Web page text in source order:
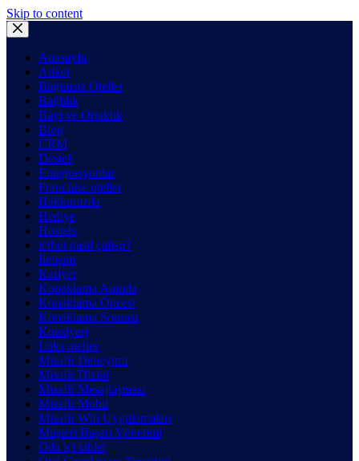
Skip to content
Anasayfa
Anket
Bağımsız Oteller
Bağlılık
Bayi ve Ortaklık
Blog
CRM
Destek
Entegrasyonlar
Franchise oteller
Hakkımızda
Hediye
Hostels
icibot nasıl çalışır?
İletişim
Kariyer
Konaklama Anında
Konaklama Öncesi
Konaklama Sonrası
Konsiyerj
Lüks oteller
Misafir Deneyimi
Misafir Dizini
Misafir Mesajlaşması
Misafir Mobil
Misafir Wifi Uygulamaları
Müşteri Başarı Yönetimi
Oda içi tablet